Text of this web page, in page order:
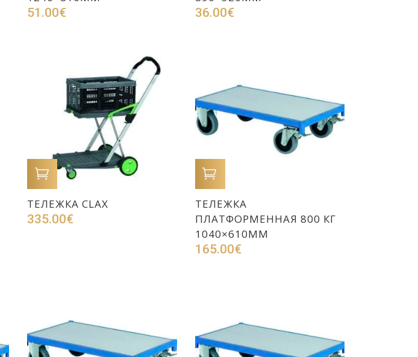
51.00€ 36.00€
В КОРЗИНУ
ТЕЛЕЖКА CLAX
335.00€
ТЕЛЕЖКА
ПЛАТФОРМЕННАЯ 800 КГ
1040×610ММ
165.00€